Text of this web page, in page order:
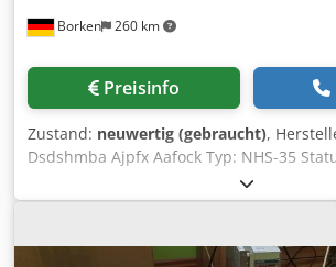
Borken 260 km
Preisinfo
Zustand: neuwertig (gebraucht),
Dsdshmba Ajpfx Aafock Typ: NHS-35
in einem sehr gutem Zustand und nach
Eckventil verfügbar! Gewährleistung: 3